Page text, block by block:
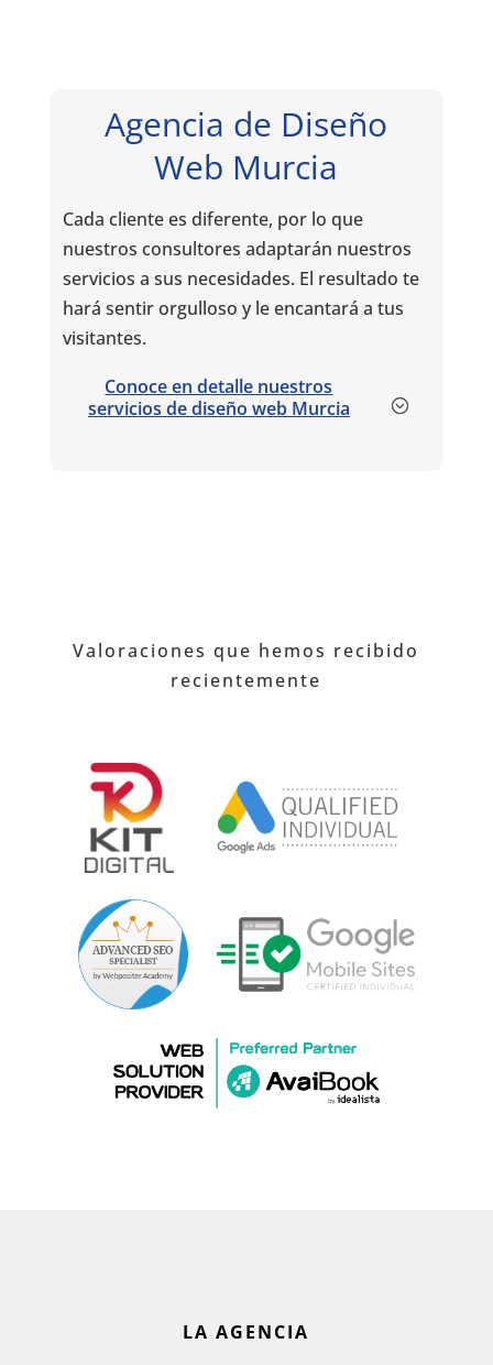
Agencia de Diseño
Web Murcia
Cada cliente es diferente, por lo que
nuestros consultores adaptarán nuestros
servicios a sus necesidades. El resultado te
hará sentir orgulloso y le encantará a tus
visitantes.
Conoce en detalle nuestros
servicios de diseño web Murcia
Valoraciones que hemos recibido
recientemente
LA AGENCIA